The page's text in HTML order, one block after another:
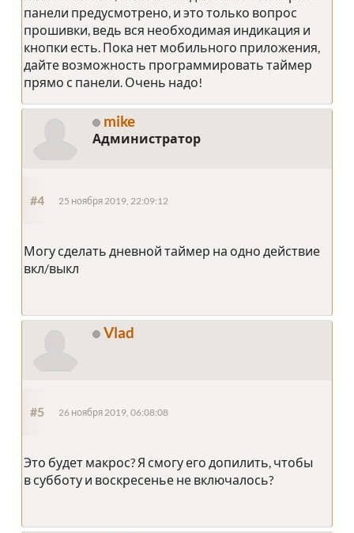
панели предусмотрено, и это только вопрос
прошивки, ведь вся необходимая индикация и
кнопки есть. Пока нет мобильного приложения,
дайте возможность программировать таймер
прямо с панели. Очень надо!
mike
Администратор
#4 25 ноября 2019, 22:09:12
Могу сделать дневной таймер на одно действие
вкл/выкл
Vlad
#5 26 ноября 2019, 06:08:08
Это будет макрос? Я смогу его допилить, чтобы
в субботу и воскресенье не включалось?